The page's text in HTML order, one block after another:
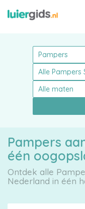
Pampers
één
Ontdek alle
Nederland in één